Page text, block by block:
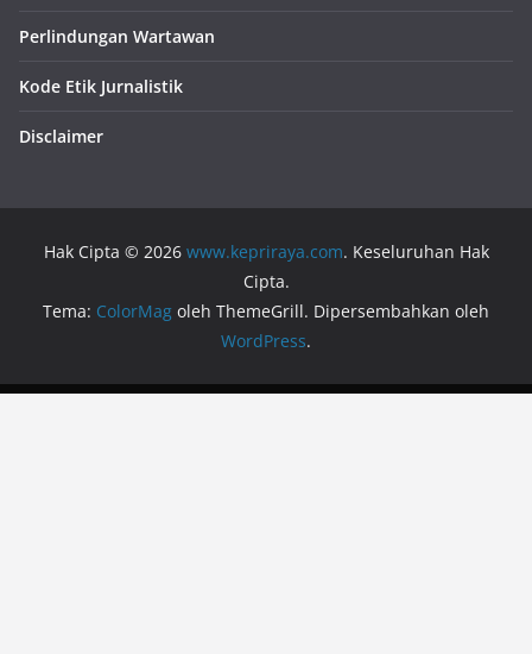
Perlindungan Wartawan
Kode Etik Jurnalistik
Disclaimer
Hak Cipta © 2026 www.kepriraya.com. Keseluruhan Hak
Cipta.
Tema: ColorMag oleh ThemeGrill. Dipersembahkan oleh
WordPress.